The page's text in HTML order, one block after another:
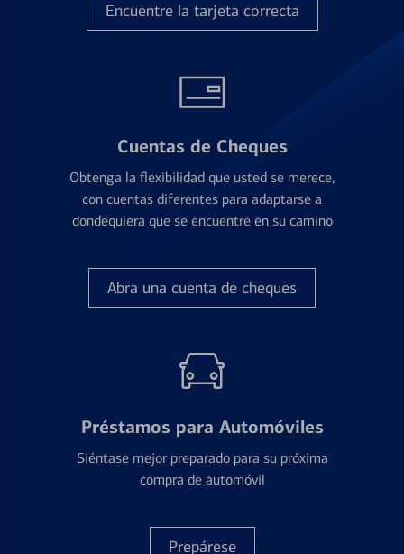
Encuentre la tarjeta correcta
Cuentas de Cheques
Obtenga la flexibilidad que usted se merece,
con cuentas diferentes para adaptarse a
dondequiera que se encuentre en su camino
Abra una cuenta de cheques
Préstamos para Automóviles
Siéntase mejor preparado para su próxima
compra de automóvil
Prepárese